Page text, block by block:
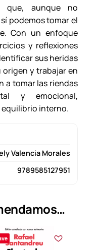
que, aunque no
podemos tomar el
Con un enfoque
y reflexiones
sus heridas
y trabajar en
a tomar las riendas
y emocional,
equilibrio interno.
Valencia Morales
9789585127951